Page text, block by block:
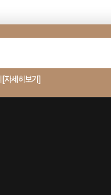
[자세히보기]